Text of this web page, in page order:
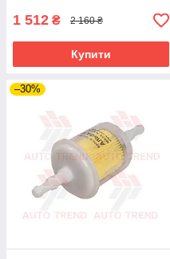
1 512 ₴ 2 160 ₴
Купити
–30%